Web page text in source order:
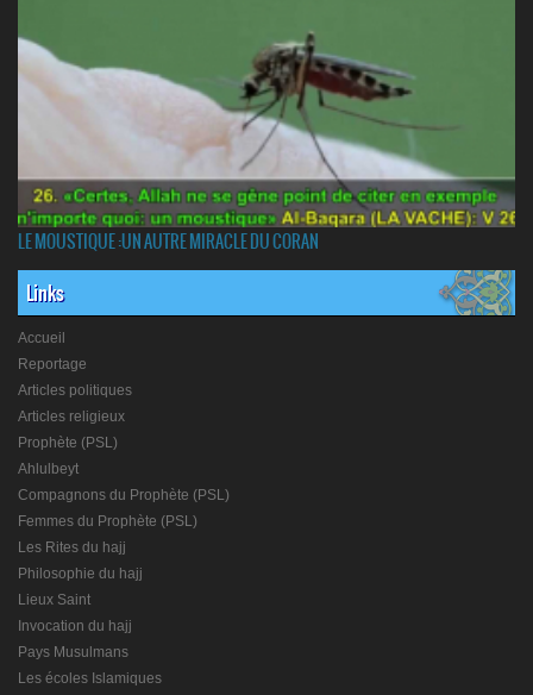
LE MOUSTIQUE :UN AUTRE MIRACLE DU CORAN
Links
Accueil
Reportage
Articles politiques
Articles religieux
Prophète (PSL)
Ahlulbeyt
Compagnons du Prophète (PSL)
Femmes du Prophète (PSL)
Les Rites du hajj
Philosophie du hajj
Lieux Saint
Invocation du hajj
Pays Musulmans
Les écoles Islamiques